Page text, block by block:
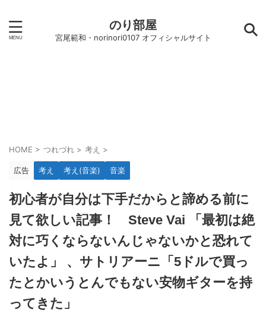
のり部屋
宮尾範和・norinori0107 オフィシャルサイト
HOME > つれづれ > 考え >
広告 考え 考え(音楽) 音楽
初心者が自分は下手だからと諦める前に
見て欲しい記事！ Steve Vai 「最初は絶
対に巧くならないんじゃないかと恐れて
いたよ」 、サトリアーニ「5ドルで買っ
たとかいうとんでもない安物ギターを持
ってきた」